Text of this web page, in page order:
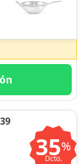
35%
Dcto.